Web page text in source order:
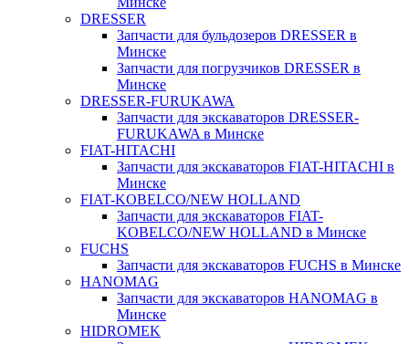
DRESSER
Запчасти для бульдозеров DRESSER в
Минске
Запчасти для погрузчиков DRESSER в
Минске
DRESSER-FURUKAWA
Запчасти для экскаваторов DRESSER-
FURUKAWA в Минске
FIAT-HITACHI
Запчасти для экскаваторов FIAT-HITACHI в
Минске
FIAT-KOBELCO/NEW HOLLAND
Запчасти для экскаваторов FIAT-
KOBELCO/NEW HOLLAND в Минске
FUCHS
Запчасти для экскаваторов FUCHS в Минске
HANOMAG
Запчасти для экскаваторов HANOMAG в
Минске
HIDROMEK